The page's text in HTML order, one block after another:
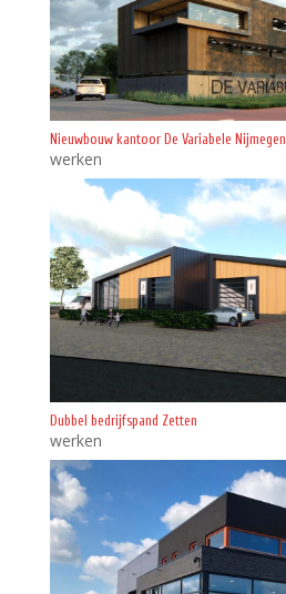
Nieuwbouw kantoor De Variabele Nijmegen
werken
Dubbel bedrijfspand Zetten
werken